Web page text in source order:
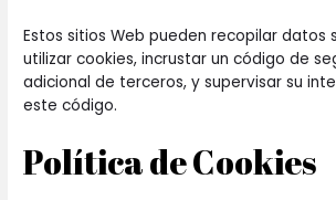
Estos sitios Web pueden recopilar datos
utilizar cookies, incrustar un código de
adicional de terceros, y supervisar su
este código.
Política de Cookies